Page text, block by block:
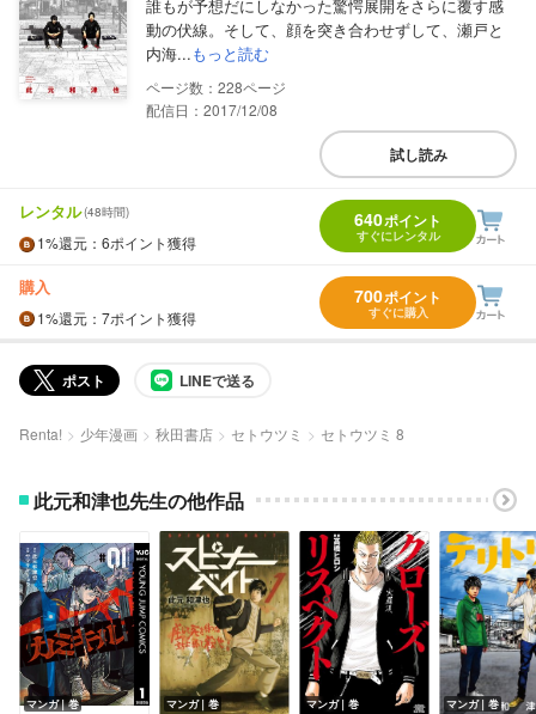
誰もが予想だにしなかった驚愕展開をさらに覆す感
動の伏線。そして、顔を突き合わせずして、瀬戸と
内海...もっと読む
228
配信日：2017/12/08
試し読み
レンタル(48時間)
1%還元 ：6ポイント獲得
640ポイント
すぐにレンタル
購入
1%還元 ：7ポイント獲得
700ポイント
すぐに購入
ポスト LINEで送る
Renta! 少年漫画 秋田書店 セトウツミ セトウツミ 8
此元和津也先生の他作品
マンガ｜巻 マンガ｜巻 マンガ｜巻 マンガ｜巻